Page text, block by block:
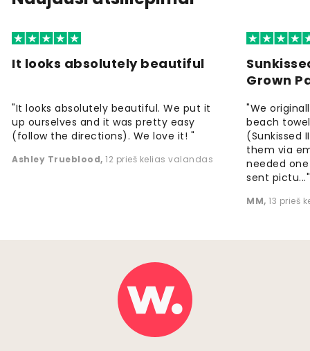
It looks absolutely beautiful
"It looks absolutely beautiful. We put it
up ourselves and it was pretty easy
(follow the directions). We love it! "
Ashley Trueblood, 12 prieš kelias valandas
Grown
"We
beach
(Sunkissed
them via
needed
sent pictu..."
MM, 13 prieš